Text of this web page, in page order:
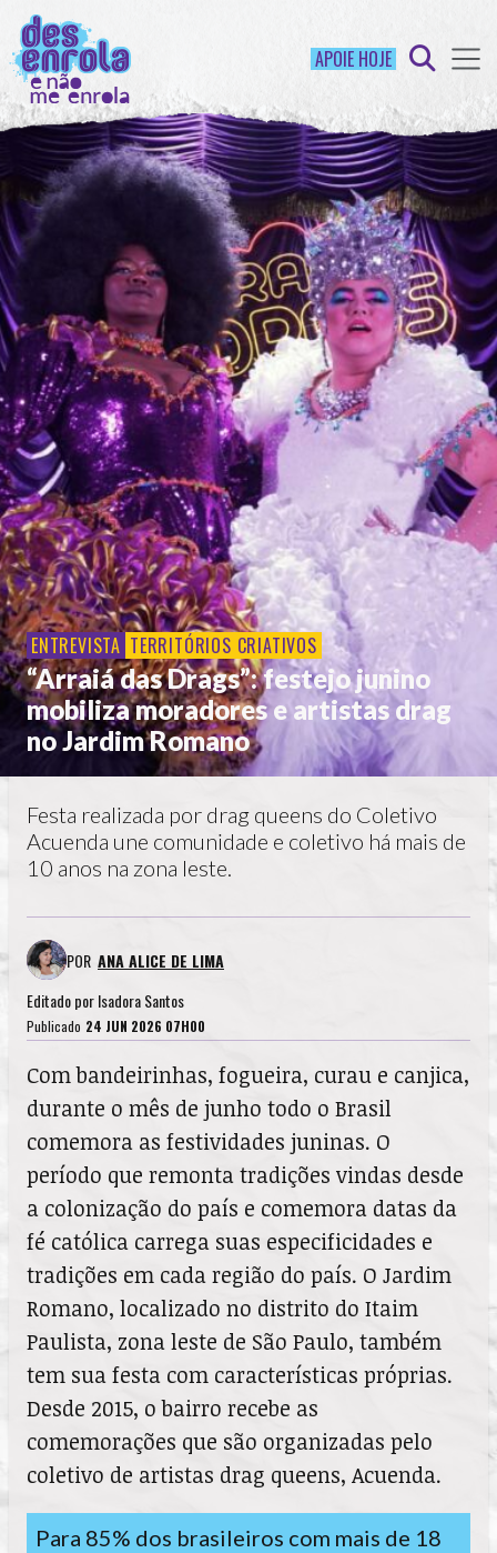
APOIE HOJE
ENTREVISTA TERRITÓRIOS CRIATIVOS
“Arraiá das Drags”: festejo junino
mobiliza moradores e artistas drag
no Jardim Romano
Festa realizada por drag queens do Coletivo
Acuenda une comunidade e coletivo há mais de
10 anos na zona leste.
POR ANA ALICE DE LIMA
Editado porIsadora Santos
Publicado 24 JUN 2026 07H00
Com bandeirinhas, fogueira, curau e canjica,
durante o mês de junho todo o Brasil
comemora as festividades juninas. O
período que remonta tradições vindas desde
a colonização do país e comemora datas da
fé católica carrega suas especificidades e
tradições em cada região do país. O Jardim
Romano, localizado no distrito do Itaim
Paulista, zona leste de São Paulo, também
tem sua festa com características próprias.
Desde 2015, o bairro recebe as
comemorações que são organizadas pelo
coletivo de artistas drag queens, Acuenda.
Para 85% dos brasileiros com mais de 18